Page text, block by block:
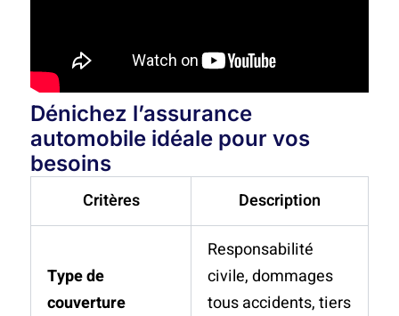
Dénichez l’assurance
automobile idéale pour vos
besoins
Critères Description
Type de
couverture
Responsabilité
civile, dommages
tous accidents, tiers